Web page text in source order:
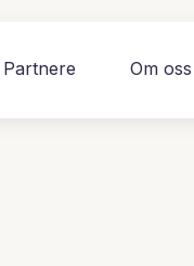
Partnere Om oss